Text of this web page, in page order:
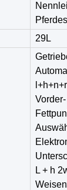
29L
L + h